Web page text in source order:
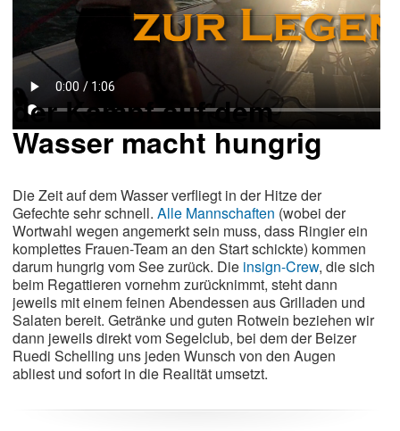
der Kampf auf dem
Wasser macht hungrig
Die Zeit auf dem Wasser verfliegt in der Hitze der
Gefechte sehr schnell. Alle Mannschaften (wobei der
Wortwahl wegen angemerkt sein muss, dass Ringier ein
komplettes Frauen-Team an den Start schickte) kommen
darum hungrig vom See zurück. Die insign-Crew, die sich
beim Regattieren vornehm zurücknimmt, steht dann
jeweils mit einem feinen Abendessen aus Grilladen und
Salaten bereit. Getränke und guten Rotwein beziehen wir
dann jeweils direkt vom Segelclub, bei dem der Beizer
Ruedi Schelling uns jeden Wunsch von den Augen
abliest und sofort in die Realität umsetzt.